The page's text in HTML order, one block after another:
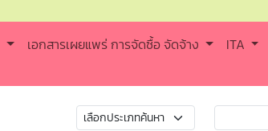
เอกสารเผยแพร่ การจัดซื้อ จัดจ้าง ITA